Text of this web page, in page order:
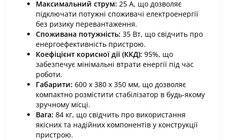
Максимальний струм: 25 А, що дозволяє
підключати потужні споживачі електроенергії
без ризику перевантаження.
Споживана потужність: 35 Вт, що свідчить про
енергоефективність пристрою.
Коефіцієнт корисної дії (ККД): 95%, що
забезпечує мінімальні втрати енергії під час
роботи.
Габарити: 600 x 380 x 350 мм, що дозволяє
компактно розмістити стабілізатор в будь-якому
зручному місці.
Вага: 84 кг, що свідчить про використання
якісних та надійних компонентів у конструкції
пристрою.